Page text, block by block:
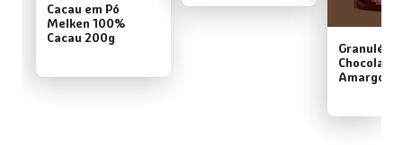
Cacau em Pó
Melken 100%
Cacau 200g
Granulé
Chocolate
Amargo